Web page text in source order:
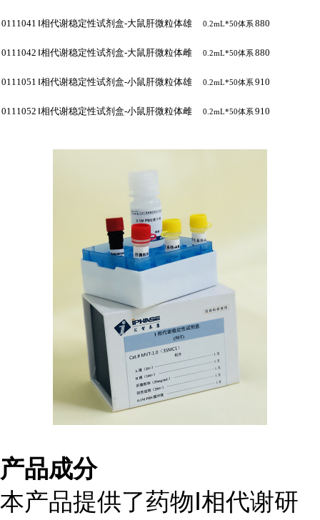
0111041 Ⅰ相代谢稳定性试剂盒-大鼠肝微粒体雄 0.2mL*50体系 880
0111042 Ⅰ相代谢稳定性试剂盒-大鼠肝微粒体雌 0.2mL*50体系 880
0111051 Ⅰ相代谢稳定性试剂盒-小鼠肝微粒体雄 0.2mL*50体系 910
0111052 Ⅰ相代谢稳定性试剂盒-小鼠肝微粒体雌 0.2mL*50体系 910
产品成分
本产品提供了药物Ⅰ相代谢研